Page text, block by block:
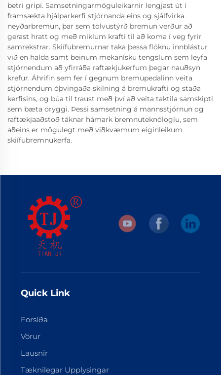
betri gripi. Samsetningarmöguleikarnir lengjast út í
framsækta hjálparkerfi stjórnanda eins og sjálfvirka
neyðarbremun, þar sem tölvustýrð bremun verður að
gerast hratt og með miklum krafti til að koma í veg fyrir
samrekstrar. Skiífubremurnar taka þessa flóknu innblástur
við en halda samt beinum mekanísku tengslum sem leyfa
stjórnendum að yfirráða raftækjukerfum þegar nauðsyn
krefur. Áhrifin sem fer í gegnum bremupedalinn veita
stjórnendum óþvingaða skilning á bremukrafti og staða
kerfisins, og búa til traust með því að veita taktila samskipti
sem bæta öryggi. Þessi samsetning á mannsstjórnun og
raftækjaaðstoð táknar hámark bremnuteknólogíu, sem
aðeins er mögulegt með viðkvæmum eiginleikum
skiífubremnukerfa.
Quick Link
Forsíða
Vörur
Lausnir
Tæknilegar Upplysingar